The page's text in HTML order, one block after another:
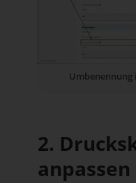
Umbenennung
2.
anpassen